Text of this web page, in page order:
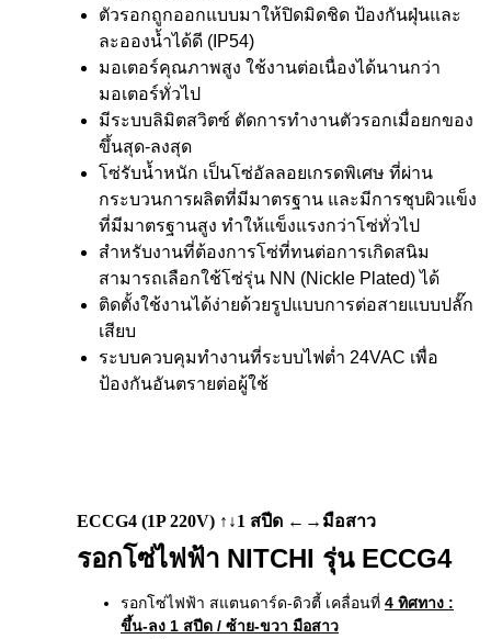
ตัวรอกถูกออกแบบมาให้ปิดมิดชิด ป้องกันฝุ่นและ
ละอองน้ำได้ดี (IP54)
มอเตอร์คุณภาพสูง ใช้งานต่อเนื่องได้นานกว่า
มอเตอร์ทั่วไป
มีระบบลิมิตสวิตซ์ ตัดการทำงานตัวรอกเมื่อยกของ
ขึ้นสุด-ลงสุด
โซ่รับน้ำหนัก เป็นโซ่อัลลอยเกรดพิเศษ ที่ผ่าน
กระบวนการผลิตที่มีมาตรฐาน และมีการชุบผิวแข็ง
ที่มีมาตรฐานสูง ทำให้แข็งแรงกว่าโซ่ทั่วไป
สำหรับงานที่ต้องการโซ่ที่ทนต่อการเกิดสนิม
สามารถเลือกใช้โซ่รุ่น NN (Nickle Plated) ได้
ติดตั้งใช้งานได้ง่ายด้วยรูปแบบการต่อสายแบบปลั๊ก
เสียบ
ระบบควบคุมทำงานที่ระบบไฟต่ำ 24VAC เพื่อ
ป้องกันอันตรายต่อผู้ใช้
ECCG4 (1P 220V) ↑↓1 สปีด ←→มือสาว
รอกโซ่ไฟฟ้า NITCHI รุ่น ECCG4
รอกโซ่ไฟฟ้า สแตนดาร์ด-ดิวตี้ เคลื่อนที่ 4 ทิศทาง :
ขึ้น-ลง 1 สปีด / ซ้าย-ขวา มือสาว